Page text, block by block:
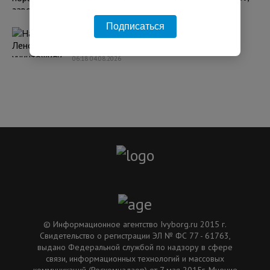
11:34 31.07.2026
Над Ленобластью уничтожили 15 БПЛА,
06:18 04.08.2026
© Информационное агентство Ivyborg.ru 2015 г.
Свидетельство о регистрации ЭЛ № ФС 77 - 61763,
выдано Федеральной службой по надзору в сфере
связи, информационных технологий и массовых
Подписаться